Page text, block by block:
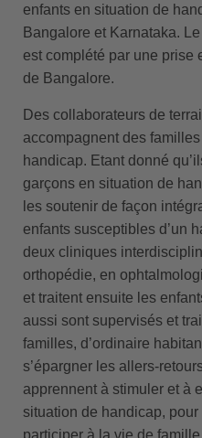
enfants en situation de
Bangalore et Karnataka.
est complété par une prise
de Bangalore.
Des collaborateurs de
accompagnent des
handicap. Etant donné
garçons en situation de
les soutenir de façon
enfants susceptibles d’un
deux cliniques
orthopédie, en
et traitent ensuite les
aussi sont supervisés et
familles, d’ordinaire
s’épargner les allers-
apprennent à stimuler et à
situation de handicap,
participer à la vie de